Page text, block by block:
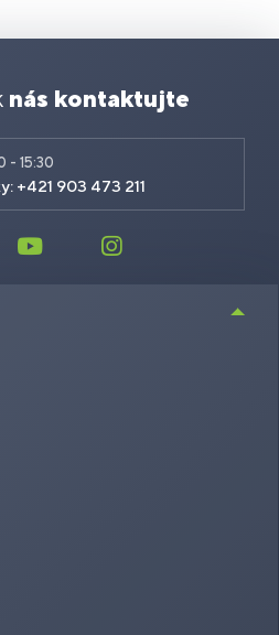
nás kontaktujte
- 15:30
+421 903 473 211